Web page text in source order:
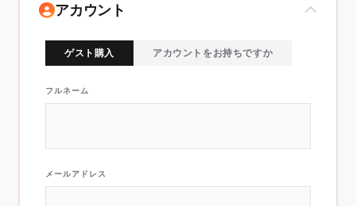
アカウント
ゲスト購入 アカウントをお持ちですか
フルネーム
メールアドレス